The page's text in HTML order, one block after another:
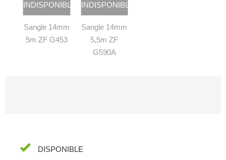
INDISPONIBLE
Sangle 14mm
5m ZF G453
INDISPONIBLE
Sangle 14mm
5,5m ZF
G590A
DISPONIBLE